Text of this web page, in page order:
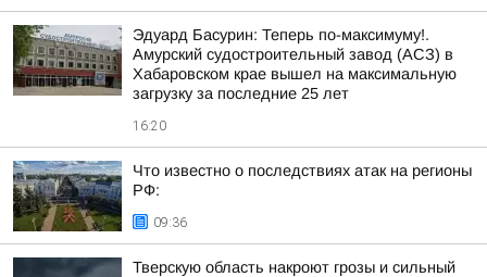
Эдуард Басурин: Теперь по-максимуму!.
Амурский судостроительный завод (АСЗ) в
Хабаровском крае вышел на максимальную
загрузку за последние 25 лет
16:20
Что известно о последствиях атак на регионы
РФ:
09:36
Тверскую область накроют грозы и сильный